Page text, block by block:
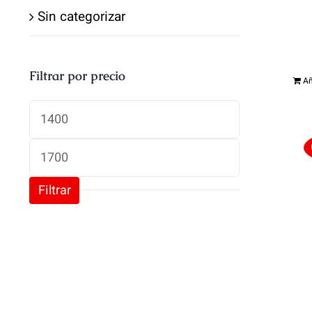
Sin categorizar
Filtrar por precio
Precio
Precio
máximo
Filtrar